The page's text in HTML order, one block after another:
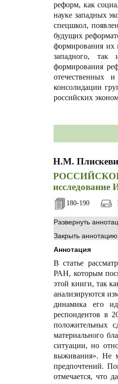
реформ, как
науке западных
спецшкол,
будущих
формирования их
западного, так
формирования
отечественных
консолидации
российских
Н.М.
исследование
180-190
Развернуть
Закрыть аннотацию
Аннотация
В статье
РАН, которым
этой книги, так
анализируются
динамика его
респондентов в
положительных
материального
ситуации, но
выживания». Не
предпочтений.
отмечается, что